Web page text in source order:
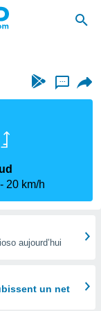
...
20 km/h
aujourd’hui
un net